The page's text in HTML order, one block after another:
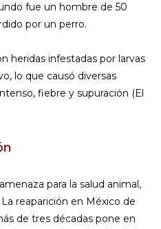
fue un hombre de 50
por un perro.
heridas infestadas por larvas
lo que causó diversas
fiebre y supuración (El
para la salud animal,
reaparición en México de
de tres décadas pone en